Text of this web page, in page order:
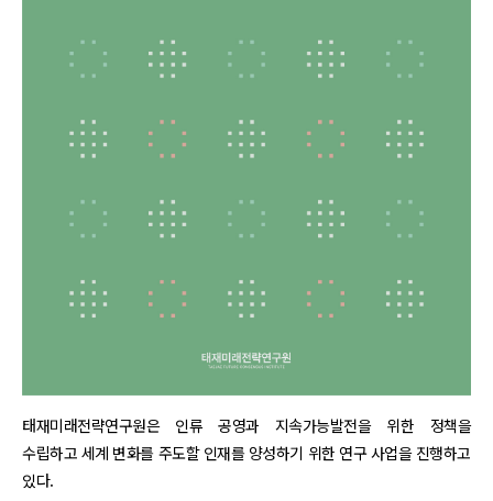
태재미래전략연구원은 인류 공영과 지속가능발전을 위한 정책을
수립하고 세계 변화를 주도할 인재를 양성하기 위한 연구 사업을 진행하고
있다.